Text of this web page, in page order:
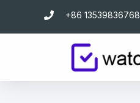
+86 13539836768